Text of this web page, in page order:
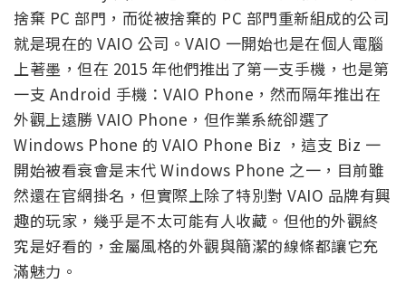
捨棄 PC 部門，而從被捨棄的 PC 部門重新組成的公司
就是現在的 VAIO 公司。VAIO 一開始也是在個人電腦
上著墨，但在 2015 年他們推出了第一支手機，也是第
一支 Android 手機：VAIO Phone，然而隔年推出在
外觀上遠勝 VAIO Phone，但作業系統卻選了
Windows Phone 的 VAIO Phone Biz ，這支 Biz 一
開始被看衰會是末代 Windows Phone 之一，目前雖
然還在官網掛名，但實際上除了特別對 VAIO 品牌有興
趣的玩家，幾乎是不太可能有人收藏。但他的外觀終
究是好看的，金屬風格的外觀與簡潔的線條都讓它充
滿魅力。